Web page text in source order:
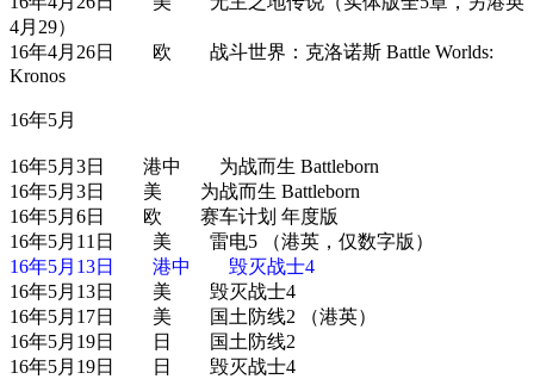
4月29）
16年4月26日 欧 战斗世界：克洛诺斯 Battle Worlds:
Kronos
16年5月
16年5月3日 港中 为战而生 Battleborn
16年5月3日 美 为战而生 Battleborn
16年5月6日 欧 赛车计划 年度版
16年5月11日 美 雷电5 （港英，仅数字版）
16年5月13日 港中 毁灭战士4
16年5月13日 美 毁灭战士4
16年5月17日 美 国土防线2 （港英）
16年5月19日 日 国土防线2
16年5月19日 日 毁灭战士4